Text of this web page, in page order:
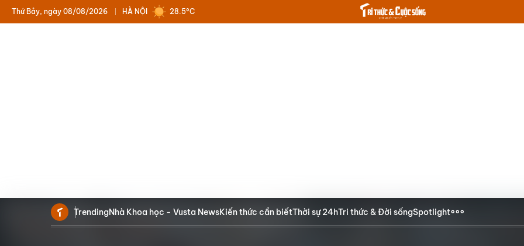
HÀ NỘI
Thứ Bảy, ngày 08/08/2026 28.5°C
TrendingNhà Khoa học - Vusta NewsKiến thức cần biếtThời sự 24hTri thức & Đời sốngSpotlight